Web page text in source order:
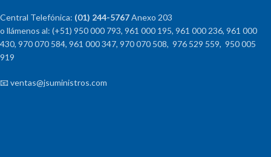
Central Telefónica: (01) 244-5767Anexo 203
o llámenos al: (+51) 950 000 793, 961 000 195, 961 000 236, 961 000
430, 970 070 584, 961 000 347, 970 070 508, 976 529 559, 950 005
919
📧 ventas@jsuministros.com